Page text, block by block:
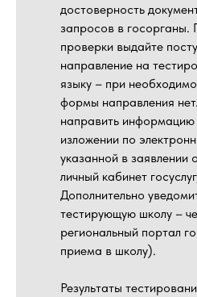
достоверность
запросов в госорганы.
проверки выдайте
направление на
языку – при
формы направления
направить
изложении по
указанной в заявлении
личный кабинет
Дополнительно
тестирующую школу –
региональный портал
приема в школу).
Результаты